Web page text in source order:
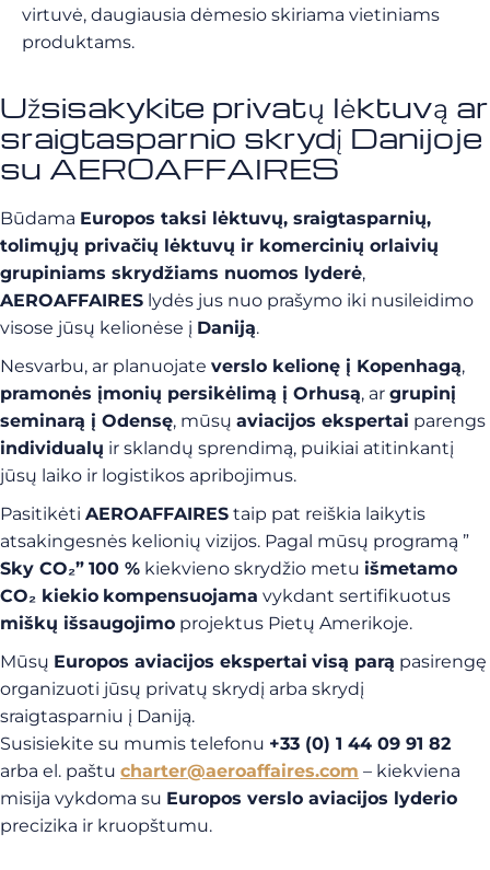
virtuvė, daugiausia dėmesio skiriama vietiniams
produktams.
Užsisakykite privatų lėktuvą ar
sraigtasparnio skrydį Danijoje
su AEROAFFAIRES
Būdama Europos taksi lėktuvų, sraigtasparnių,
tolimųjų privačių lėktuvų ir komercinių orlaivių
grupiniams skrydžiams nuomos lyderė,
AEROAFFAIRES lydės jus nuo prašymo iki nusileidimo
visose jūsų kelionėse į Daniją.
Nesvarbu, ar planuojate verslo kelionę į Kopenhagą,
pramonės įmonių persikėlimą į Orhusą, ar grupinį
seminarą į Odensę, mūsų aviacijos ekspertai parengs
individualų ir sklandų sprendimą, puikiai atitinkantį
jūsų laiko ir logistikos apribojimus.
Pasitikėti AEROAFFAIRES taip pat reiškia laikytis
atsakingesnės kelionių vizijos. Pagal mūsų programą ”
Sky CO₂” 100 % kiekvieno skrydžio metu išmetamo
CO₂ kiekio kompensuojama vykdant sertifikuotus
miškų išsaugojimo projektus Pietų Amerikoje.
Mūsų Europos aviacijos ekspertai visą parą pasirengę
organizuoti jūsų privatų skrydį arba skrydį
sraigtasparniu į Daniją.
Susisiekite su mumis telefonu +33 (0) 1 44 09 91 82
arba el. paštu charter@aeroaffaires.com – kiekviena
misija vykdoma su Europos verslo aviacijos lyderio
precizika ir kruopštumu.